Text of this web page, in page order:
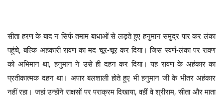
सीता हरण के बाद न सिर्फ तमाम बाधाओं से लड़ते हुए हनुमान समुद्र पार कर लंका
पहुंचे, बल्कि अहंकारी रावण का मद चूर-चूर कर दिया। जिस स्वर्ण-लंका पर रावण
को अभिमान था, हनुमान ने उसे ही दहन कर दिया। यह रावण के अहंकार का
प्रतीकात्मक दहन था। अपार बलशाली होते हुए भी हनुमान जी के भीतर अहंकार
नहीं रहा। जहां उन्होंने राक्षसों पर पराक्रम दिखाया, वहीं वे श्रीराम, सीता और माता